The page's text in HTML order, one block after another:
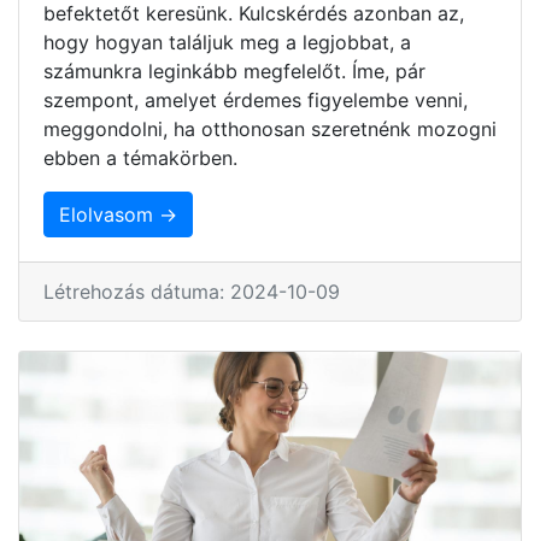
befektetőt keresünk. Kulcskérdés azonban az,
hogy hogyan találjuk meg a legjobbat, a
számunkra leginkább megfelelőt. Íme, pár
szempont, amelyet érdemes figyelembe venni,
meggondolni, ha otthonosan szeretnénk mozogni
ebben a témakörben.
Elolvasom →
Létrehozás dátuma: 2024-10-09